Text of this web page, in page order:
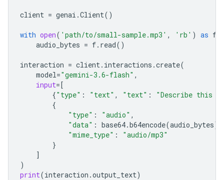
client = genai .Client()
with open( 'path/to/small-sample.mp3' , 'rb' ) as f
audio_bytes = f. read()
interaction = client . interactions .create(
model="gemini-3.6-flash" ,
input=[
{"type" : "text" , "text" :
"Describe this
{
"type" : "audio" ,
"data" : base64.b64encode(audio_bytes)
"mime_type" :
"audio/mp3"
}
]
)
print(interaction .output_text)